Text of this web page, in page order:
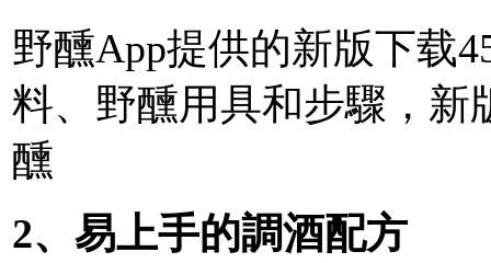
野醺App提供的新版下载
料、野醺用具和步驟，新
醺
2、易上手的調酒配方